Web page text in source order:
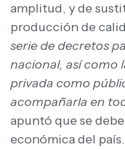
amplitud, y de
producción de
serie de decretos
nacional, así como
privada como
acompañarla en
apuntó que se
económica del país.